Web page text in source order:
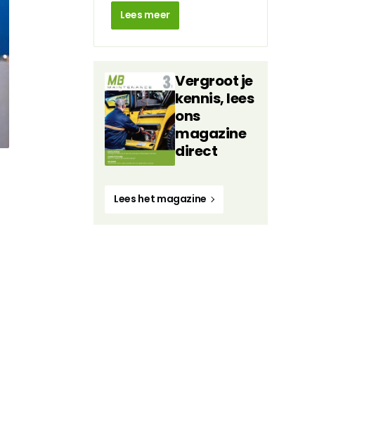
Lees meer
Vergroot je
kennis, lees
ons
magazine
direct
Lees het magazine